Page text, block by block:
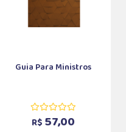
Guia Para Ministros
R$ 57,00